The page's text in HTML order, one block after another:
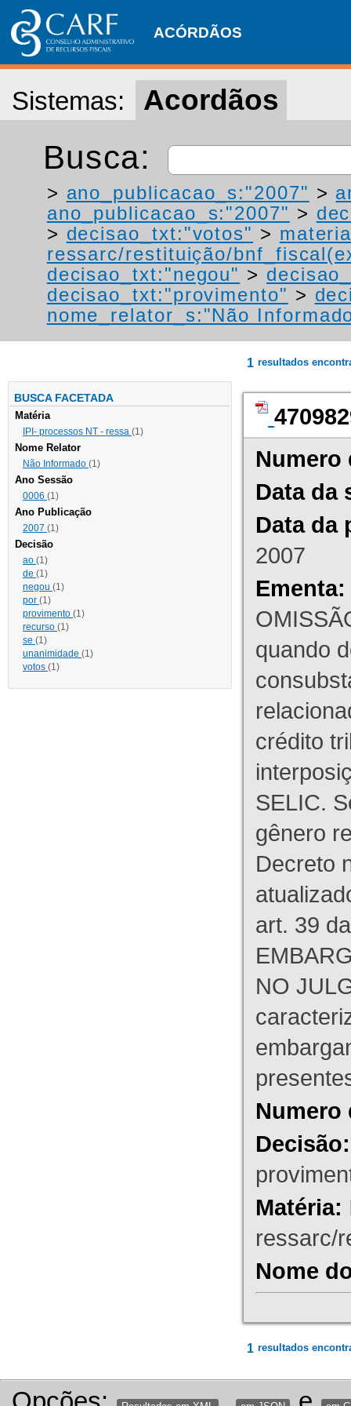
ACÓRDÃOS
Sistemas: Acordãos
Busca:
> ano_publicacao_s:"2007" >
ano_publicacao_s:"2007" >
> decisao_txt:"votos" >
ressarc/restituição/
decisao_txt:"negou" >
decisao_txt:"provimento" >
nome_relator_s:"Não
BUSCA FACETADA
Matéria
IPI- processos NT - ressa (1)
Nome Relator
Não Informado (1)
Ano Sessão
0006 (1)
Ano Publicação
2007 (1)
Decisão
ao (1)
de (1)
negou (1)
por (1)
provimento (1)
recurso (1)
se (1)
unanimidade (1)
votos (1)
1 resultados
Numero
Data da
Data da
2007
Ementa:
quando
crédito
SELIC.
gênero
Decreto
art. 39
NO
Numero
Decisão:
Matéria:
ressarc/
Nome
1 resultados